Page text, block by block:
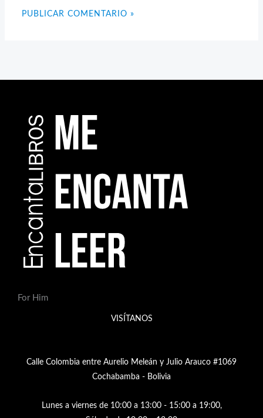
For Him
VISÍTANOS
Calle Colombia entre Aurelio Meleán y Julio Arauco #1069
Cochabamba - Bolivia
Lunes a viernes de 10:00 a 13:00 - 15:00 a 19:00,